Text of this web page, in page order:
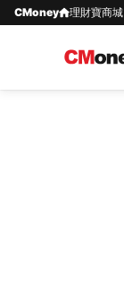
CMoney 理財寶商城